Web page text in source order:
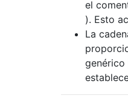
el
). Esto
La
genérico